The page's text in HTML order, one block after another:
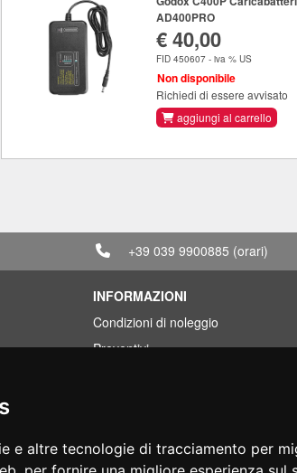
e altre tecnologie di tracciamento per
AD400PRO
€ 40,00
FID 450607 - iva % US
Non disponibile
Richiedi di essere avvisato
aggiungi al carrello
+39 039 9900885 (orari)
INFORMAZIONI
Condizioni di noleggio
Preventivi
Usato